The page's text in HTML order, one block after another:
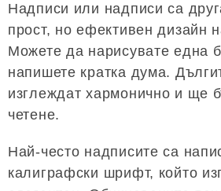
Надписи или надписи са
прост, но ефективен дизайн
Можете да нарисувате една
напишете кратка дума.
изглеждат хармонично и ще
четене.
Най-често надписите са
калиграфски шрифт, който